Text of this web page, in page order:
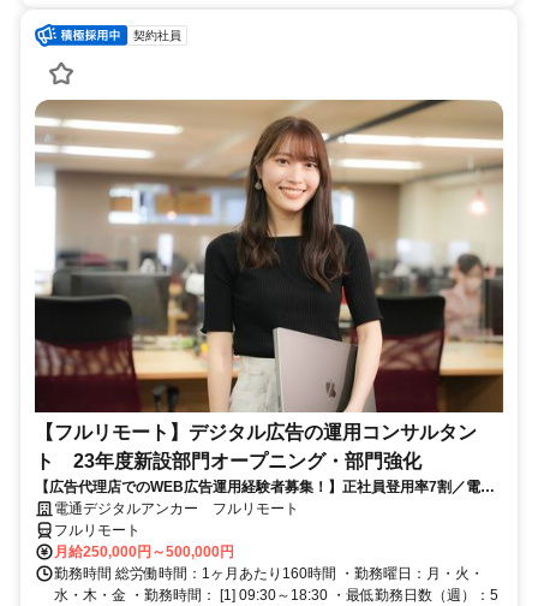
契約社員
【フルリモート】デジタル広告の運用コンサルタン
ト 23年度新設部門オープニング・部門強化
【広告代理店でのWEB広告運用経験者募集！】正社員登用率7割／電通
G／全国×完全在宅／年休126日・土日祝休み／残業月平均4時間19分
電通デジタルアンカー フルリモート
フルリモート
月給250,000円～500,000円
勤務時間 総労働時間：1ヶ月あたり160時間 ・勤務曜日：月・火・
水・木・金 ・勤務時間： [1] 09:30～18:30 ・最低勤務日数（週）：5